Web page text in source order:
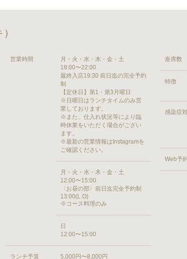
営業時間
月・火・水・木・金・土
18:00〜22:00
最終入店19:30 前日迄の完全予約
制
【定休日】第1・第3月曜日
※日曜日はランチタイムのみ営
業しております。
※また、仕入れ状況等により臨
時休業をいただく場合がござい
ます。
※最新の営業情報はInstagramを
ご確認ください。
月・火・水・木・金・土
12:00〜15:00
〈お昼の部〉前日迄完全予約制
13:00(L.O)
※コース料理のみ
日
12:00〜15:00
ランチ予算 5,000円〜8,000円
座席数
特徴
感染症
Web予